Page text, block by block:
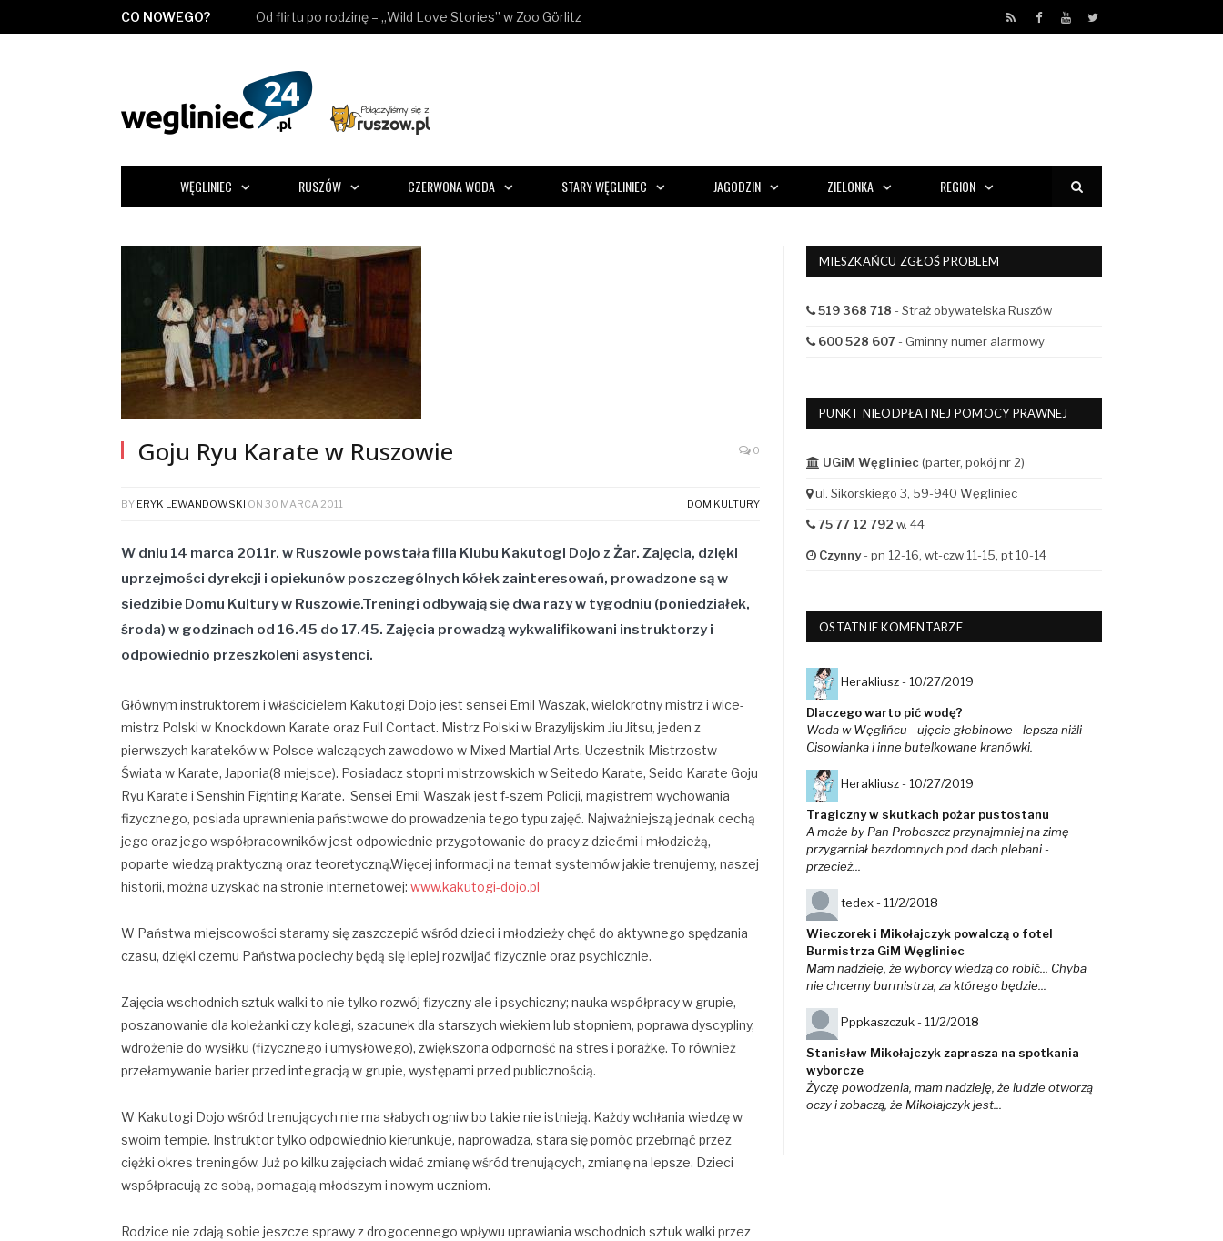
CO NOWEGO? Od flirtu po rodzinę – „Wild Love Stories” w Zoo Görlitz RSS Facebook
YouTube
Twitter
WĘGLINIEC RUSZÓW CZERWONA WODA STARY WĘGLINIEC JAGODZIN ZIELONKA REGION
Goju Ryu Karate w Ruszowie 0
BY ERYK LEWANDOWSKI ON 30 MARCA 2011 DOM KULTURY
W dniu 14 marca 2011r. w Ruszowie powstała filia Klubu Kakutogi Dojo z Żar. Zajęcia, dzięki
uprzejmości dyrekcji i opiekunów poszczególnych kółek zainteresowań, prowadzone są w
siedzibie Domu Kultury w Ruszowie.Treningi odbywają się dwa razy w tygodniu (poniedziałek,
środa) w godzinach od 16.45 do 17.45. Zajęcia prowadzą wykwalifikowani instruktorzy i
odpowiednio przeszkoleni asystenci.
Głównym instruktorem i właścicielem Kakutogi Dojo jest sensei Emil Waszak, wielokrotny mistrz i wice-
mistrz Polski w Knockdown Karate oraz Full Contact. Mistrz Polski w Brazylijskim Jiu Jitsu, jeden z
pierwszych karateków w Polsce walczących zawodowo w Mixed Martial Arts. Uczestnik Mistrzostw
Świata w Karate, Japonia(8 miejsce). Posiadacz stopni mistrzowskich w Seitedo Karate, Seido Karate Goju
Ryu Karate i Senshin Fighting Karate. Sensei Emil Waszak jest f-szem Policji, magistrem wychowania
fizycznego, posiada uprawnienia państwowe do prowadzenia tego typu zajęć. Najważniejszą jednak cechą
jego oraz jego współpracowników jest odpowiednie przygotowanie do pracy z dziećmi i młodzieżą,
poparte wiedzą praktyczną oraz teoretyczną.Więcej informacji na temat systemów jakie trenujemy, naszej
historii, można uzyskać na stronie internetowej: www.kakutogi-dojo.pl
W Państwa miejscowości staramy się zaszczepić wśród dzieci i młodzieży chęć do aktywnego spędzania
czasu, dzięki czemu Państwa pociechy będą się lepiej rozwijać fizycznie oraz psychicznie.
Zajęcia wschodnich sztuk walki to nie tylko rozwój fizyczny ale i psychiczny; nauka współpracy w grupie,
poszanowanie dla koleżanki czy kolegi, szacunek dla starszych wiekiem lub stopniem, poprawa dyscypliny,
wdrożenie do wysiłku (fizycznego i umysłowego), zwiększona odporność na stres i porażkę. To również
przełamywanie barier przed integracją w grupie, występami przed publicznością.
W Kakutogi Dojo wśród trenujących nie ma słabych ogniw bo takie nie istnieją. Każdy wchłania wiedzę w
swoim tempie. Instruktor tylko odpowiednio kierunkuje, naprowadza, stara się pomóc przebrnąć przez
ciężki okres treningów. Już po kilku zajęciach widać zmianę wśród trenujących, zmianę na lepsze. Dzieci
współpracują ze sobą, pomagają młodszym i nowym uczniom.
Rodzice nie zdają sobie jeszcze sprawy z drogocennego wpływu uprawiania wschodnich sztuk walki przez
MIESZKAŃCU ZGŁOŚ PROBLEM
519 368 718 - Straż obywatelska Ruszów
600 528 607- Gminny numer alarmowy
PUNKT NIEODPŁATNEJ POMOCY PRAWNEJ
UGiM Węgliniec (parter, pokój nr 2)
ul. Sikorskiego 3, 59-940 Węgliniec
75 77 12 792 w. 44
Czynny- pn 12-16, wt-czw 11-15, pt 10-14
OSTATNIE KOMENTARZE
Herakliusz - 10/27/2019
Dlaczego warto pić wodę?
Woda w Węglińcu - ujęcie głebinowe - lepsza niżli
Cisowianka i inne butelkowane kranówki.
Herakliusz - 10/27/2019
Tragiczny w skutkach pożar pustostanu
A może by Pan Proboszcz przynajmniej na zimę
przygarniał bezdomnych pod dach plebani -
przecież...
tedex - 11/2/2018
Wieczorek i Mikołajczyk powalczą o fotel
Burmistrza GiM Węgliniec
Mam nadzieję, że wyborcy wiedzą co robić... Chyba
nie chcemy burmistrza, za którego będzie...
Pppkaszczuk - 11/2/2018
Stanisław Mikołajczyk zaprasza na spotkania
wyborcze
Życzę powodzenia, mam nadzieję, że ludzie otworzą
oczy i zobaczą, że Mikołajczyk jest...